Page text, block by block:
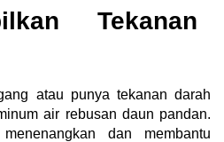
Tekanan
atau punya tekanan darah
air rebusan daun pandan.
dan membantu